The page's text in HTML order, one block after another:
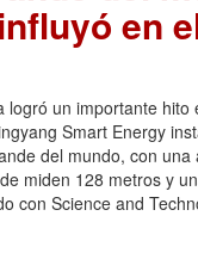
en
logró un importante hito
Smart Energy
del mundo, con una
miden 128 metros y
con Science and